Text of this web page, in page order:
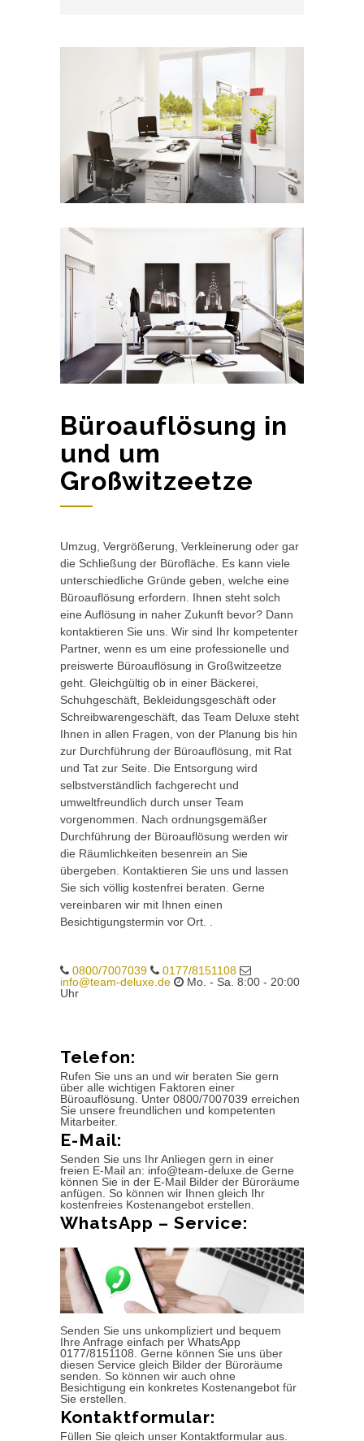
Büroauflösung in
und um
Großwitzeetze
Umzug, Vergrößerung, Verkleinerung oder gar
die Schließung der Bürofläche. Es kann viele
unterschiedliche Gründe geben, welche eine
Büroauflösung erfordern. Ihnen steht solch
eine Auflösung in naher Zukunft bevor? Dann
kontaktieren Sie uns. Wir sind Ihr kompetenter
Partner, wenn es um eine professionelle und
preiswerte Büroauflösung in Großwitzeetze
geht. Gleichgültig ob in einer Bäckerei,
Schuhgeschäft, Bekleidungsgeschäft oder
Schreibwarengeschäft, das Team Deluxe steht
Ihnen in allen Fragen, von der Planung bis hin
zur Durchführung der Büroauflösung, mit Rat
und Tat zur Seite. Die Entsorgung wird
selbstverständlich fachgerecht und
umweltfreundlich durch unser Team
vorgenommen. Nach ordnungsgemäßer
Durchführung der Büroauflösung werden wir
die Räumlichkeiten besenrein an Sie
übergeben. Kontaktieren Sie uns und lassen
Sie sich völlig kostenfrei beraten. Gerne
vereinbaren wir mit Ihnen einen
Besichtigungstermin vor Ort. .
0800/7007039
0177/8151108
info@team-deluxe.de
Mo. - Sa. 8:00 - 20:00
Uhr
Telefon:
Rufen Sie uns an und wir beraten Sie gern
über alle wichtigen Faktoren einer
Büroauflösung. Unter 0800/7007039 erreichen
Sie unsere freundlichen und kompetenten
Mitarbeiter.
E-Mail:
Senden Sie uns Ihr Anliegen gern in einer
freien E-Mail an: info@team-deluxe.de Gerne
können Sie in der E-Mail Bilder der Büroräume
anfügen. So können wir Ihnen gleich Ihr
kostenfreies Kostenangebot erstellen.
WhatsApp – Service:
Senden Sie uns unkompliziert und bequem
Ihre Anfrage einfach per WhatsApp
0177/8151108. Gerne können Sie uns über
diesen Service gleich Bilder der Büroräume
senden. So können wir auch ohne
Besichtigung ein konkretes Kostenangebot für
Sie erstellen.
Kontaktformular:
Füllen Sie gleich unser Kontaktformular aus.